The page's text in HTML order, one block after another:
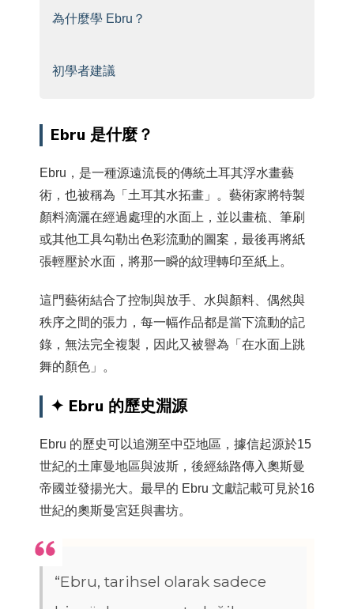
為什麼學 Ebru？
初學者建議
Ebru 是什麼？
Ebru，是一種源遠流長的傳統土耳其浮水畫藝
術，也被稱為「土耳其水拓畫」。藝術家將特製
顏料滴灑在經過處理的水面上，並以畫梳、筆刷
或其他工具勾勒出色彩流動的圖案，最後再將紙
張輕壓於水面，將那一瞬的紋理轉印至紙上。
這門藝術結合了控制與放手、水與顏料、偶然與
秩序之間的張力，每一幅作品都是當下流動的記
錄，無法完全複製，因此又被譽為「在水面上跳
舞的顏色」。
✦ Ebru 的歷史淵源
Ebru 的歷史可以追溯至中亞地區，據信起源於15
世紀的土庫曼地區與波斯，後經絲路傳入奧斯曼
帝國並發揚光大。最早的 Ebru 文獻記載可見於16
世紀的奧斯曼宮廷與書坊。
“Ebru, tarihsel olarak sadece